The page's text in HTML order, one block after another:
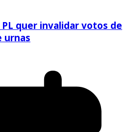
quer invalidar votos de
urnas